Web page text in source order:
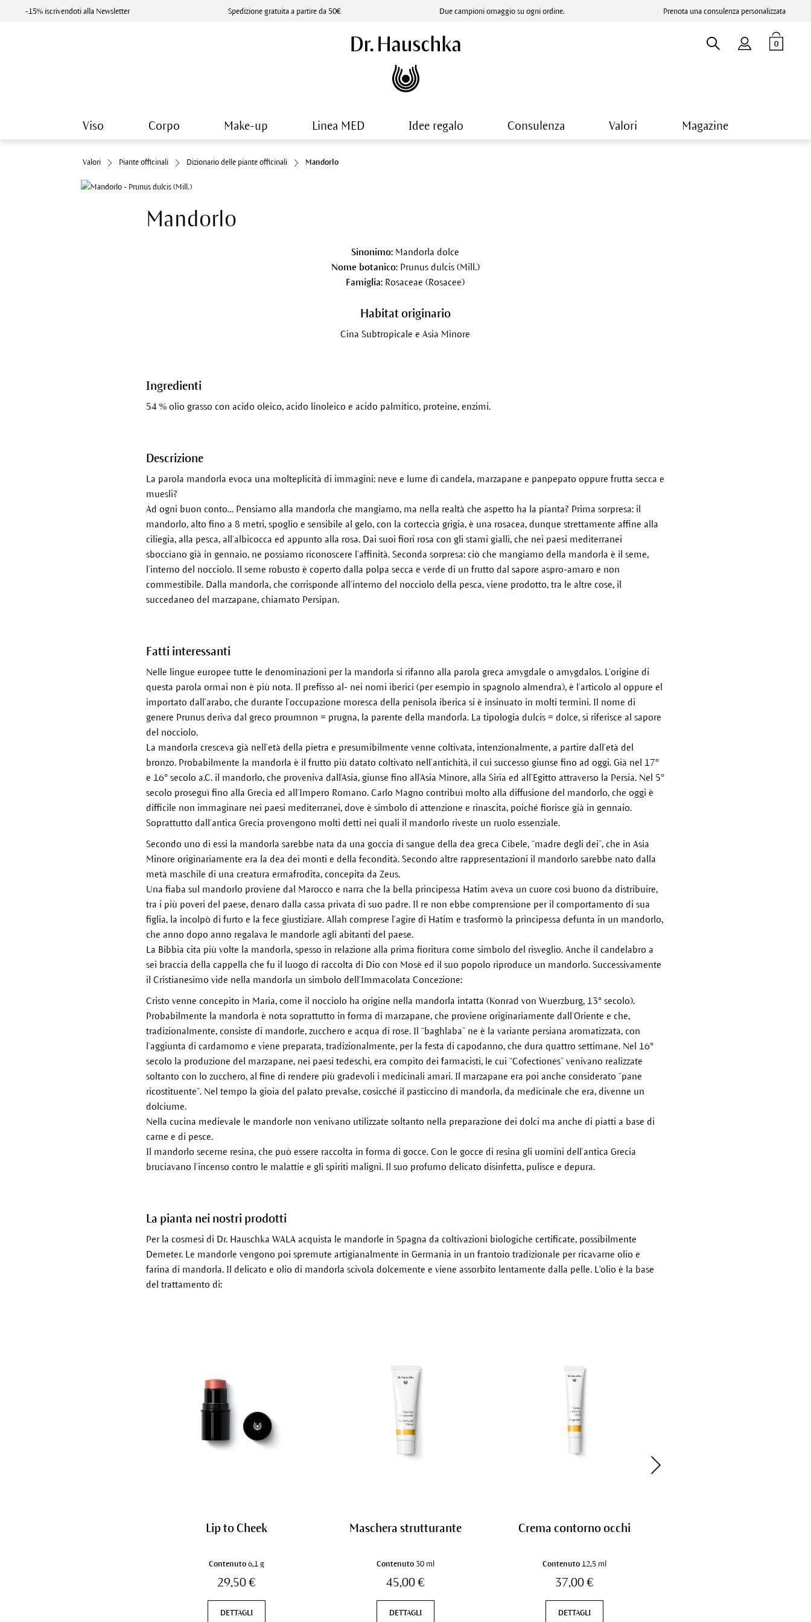
-15% iscrivendoti alla Newsletter Spedizione gratuita a partire da 50€ Due campioni omaggio su ogni ordine. Prenota una consulenza personalizzata
0
Viso Corpo Make-up Linea MED Idee regalo Consulenza Valori Magazine
Valori Piante officinali Dizionario delle piante officinali Mandorlo
Mandorlo
Sinonimo: Mandorla dolce
Nome botanico:Prunus dulcis (Mill.)
Famiglia: Rosaceae (Rosacee)
Habitat originario
Cina Subtropicale e Asia Minore
Ingredienti
54 % olio grasso con acido oleico, acido linoleico e acido palmitico, proteine, enzimi.
Descrizione
La parola mandorla evoca una molteplicità di immagini: neve e lume di candela, marzapane e panpepato oppure frutta secca e
muesli?
Ad ogni buon conto… Pensiamo alla mandorla che mangiamo, ma nella realtà che aspetto ha la pianta? Prima sorpresa: il
mandorlo, alto fino a 8 metri, spoglio e sensibile al gelo, con la corteccia grigia, è una rosacea, dunque strettamente affine alla
ciliegia, alla pesca, all’albicocca ed appunto alla rosa. Dai suoi fiori rosa con gli stami gialli, che nei paesi mediterranei
sbocciano già in gennaio, ne possiamo riconoscere l’affinità. Seconda sorpresa: ciò che mangiamo della mandorla è il seme,
l’interno del nocciolo. Il seme robusto è coperto dalla polpa secca e verde di un frutto dal sapore aspro-amaro e non
commestibile. Dalla mandorla, che corrisponde all’interno del nocciolo della pesca, viene prodotto, tra le altre cose, il
succedaneo del marzapane, chiamato Persipan.
Fatti interessanti
Nelle lingue europee tutte le denominazioni per la mandorla si rifanno alla parola greca amygdale o amygdalos. L’origine di
questa parola ormai non è più nota. Il prefisso al- nei nomi iberici (per esempio in spagnolo almendra), è l’articolo al oppure el
importato dall’arabo, che durante l’occupazione moresca della penisola iberica si è insinuato in molti termini. Il nome di
genere Prunus deriva dal greco proumnon = prugna, la parente della mandorla. La tipologia dulcis = dolce, si riferisce al sapore
del nocciolo.
La mandorla cresceva già nell’età della pietra e presumibilmente venne coltivata, intenzionalmente, a partire dall’età del
bronzo. Probabilmente la mandorla è il frutto più datato coltivato nell’antichità, il cui successo giunse fino ad oggi. Già nel 17°
e 16° secolo a.C. il mandorlo, che proveniva dall’Asia, giunse fino all’Asia Minore, alla Siria ed all’Egitto attraverso la Persia. Nel 5°
secolo proseguì fino alla Grecia ed all’Impero Romano. Carlo Magno contribuì molto alla diffusione del mandorlo, che oggi è
difficile non immaginare nei paesi mediterranei, dove è simbolo di attenzione e rinascita, poiché fiorisce già in gennaio.
Soprattutto dall’antica Grecia provengono molti detti nei quali il mandorlo riveste un ruolo essenziale.
Secondo uno di essi la mandorla sarebbe nata da una goccia di sangue della dea greca Cibele, “madre degli dei”, che in Asia
Minore originariamente era la dea dei monti e della fecondità. Secondo altre rappresentazioni il mandorlo sarebbe nato dalla
metà maschile di una creatura ermafrodita, concepita da Zeus.
Una fiaba sul mandorlo proviene dal Marocco e narra che la bella principessa Hatim aveva un cuore così buono da distribuire,
tra i più poveri del paese, denaro dalla cassa privata di suo padre. Il re non ebbe comprensione per il comportamento di sua
figlia, la incolpò di furto e la fece giustiziare. Allah comprese l’agire di Hatim e trasformò la principessa defunta in un mandorlo,
che anno dopo anno regalava le mandorle agli abitanti del paese.
La Bibbia cita più volte la mandorla, spesso in relazione alla prima fioritura come simbolo del risveglio. Anche il candelabro a
sei braccia della cappella che fu il luogo di raccolta di Dio con Mosè ed il suo popolo riproduce un mandorlo. Successivamente
il Cristianesimo vide nella mandorla un simbolo dell’Immacolata Concezione:
Cristo venne concepito in Maria, come il nocciolo ha origine nella mandorla intatta (Konrad von Wuerzburg, 13° secolo).
Probabilmente la mandorla è nota soprattutto in forma di marzapane, che proviene originariamente dall’Oriente e che,
tradizionalmente, consiste di mandorle, zucchero e acqua di rose. Il “baghlaba” ne è la variante persiana aromatizzata, con
l’aggiunta di cardamomo e viene preparata, tradizionalmente, per la festa di capodanno, che dura quattro settimane. Nel 16°
secolo la produzione del marzapane, nei paesi tedeschi, era compito dei farmacisti, le cui “Cofectiones” venivano realizzate
soltanto con lo zucchero, al fine di rendere più gradevoli i medicinali amari. Il marzapane era poi anche considerato “pane
ricostituente”. Nel tempo la gioia del palato prevalse, cosicché il pasticcino di mandorla, da medicinale che era, divenne un
dolciume.
Nella cucina medievale le mandorle non venivano utilizzate soltanto nella preparazione dei dolci ma anche di piatti a base di
carne e di pesce.
Il mandorlo secerne resina, che può essere raccolta in forma di gocce. Con le gocce di resina gli uomini dell’antica Grecia
bruciavano l’incenso contro le malattie e gli spiriti maligni. Il suo profumo delicato disinfetta, pulisce e depura.
La pianta nei nostri prodotti
Per la cosmesi di Dr. Hauschka WALA acquista le mandorle in Spagna da coltivazioni biologiche certificate, possibilmente
Demeter. Le mandorle vengono poi spremute artigianalmente in Germania in un frantoio tradizionale per ricavarne olio e
farina di mandorla. Il delicato e olio di mandorla scivola dolcemente e viene assorbito lentamente dalla pelle. L'olio è la base
del trattamento di:
Lip to Cheek
Contenuto 6,1 g
29,50 €
DETTAGLI
Maschera strutturante
Contenuto 30 ml
45,00 €
DETTAGLI
Crema contorno occhi
Contenuto 12,5 ml
37,00 €
DETTAGLI